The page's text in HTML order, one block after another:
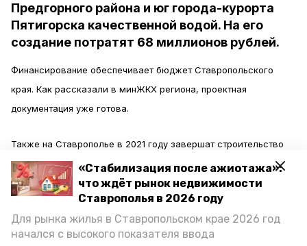
«Стабилизация после ажиотажа»:
что ждёт рынок недвижимости
Ставрополья в 2026 году
Для рынка жилья в Ставропольском крае 2026 год
начался с высокого показателя ввода
Предгорного района и юг города-курорта
Пятигорска качественной водой. На его
создание потратят 68 миллионов рублей.
Финансирование обеспечивает бюджет Ставропольского
края. Как рассказали в минЖКХ региона, проектная
документация уже готова.
Также на Ставрополье в 2021 году завершат строительство
межпоселкового водовода «Восточный», на создание
которого выделили порядка 330 миллионов рублей и
магистральный водовод к станице Ессентукской. Его
стоимость составила 145 миллионов рублей.